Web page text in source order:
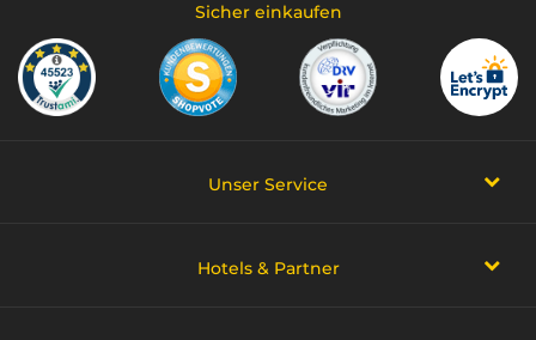
Sicher einkaufen
Unser Service
Hotels & Partner